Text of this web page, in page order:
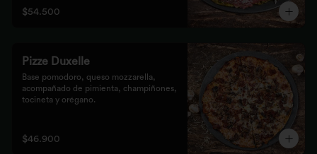
$54.500
Pizze Duxelle
Base pomodoro, queso mozzarella,
acompañado de pimienta, champiñones,
tocineta y orégano.
$46.900